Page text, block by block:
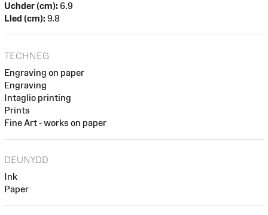
Uchder (cm): 6.9
Lled (cm): 9.8
TECHNEG
Engraving on paper
Engraving
Intaglio printing
Prints
Fine Art - works on paper
DEUNYDD
Ink
Paper